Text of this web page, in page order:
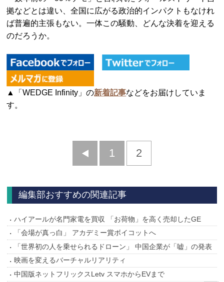
拠などとは違い、全国に広がる政治的インパクトもなけれ
ば普遍的主張もない。一体この騒動、どんな決着を迎える
のだろうか。
▲「WEDGE Infinity」の新着記事などをお届けしていま
す。
前
1 2
編集部おすすめの関連記事
ハイアールが名門家電を買収 「お荷物」を高く売却したGE
「会場が真っ白」 アカデミー賞ボイコットへ
「世界初の人を乗せられるドローン」 中国企業が「嘘」の発表
映画を変えるバーチャルリアリティ
中国版ネットフリックスLetv スマホからEVまで